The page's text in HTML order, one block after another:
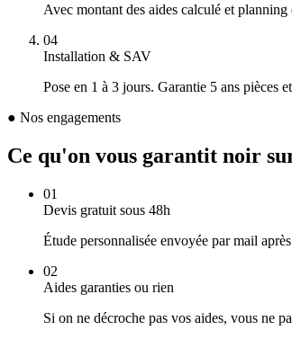
Avec montant des aides calculé et
04
Installation & SAV
Pose en 1 à 3 jours. Garantie 5 ans pièces
● Nos engagements
Ce qu'on vous garantit noir
01
Devis gratuit sous 48h
Étude personnalisée envoyée par mail
02
Aides garanties ou rien
Si on ne décroche pas vos aides, vous ne